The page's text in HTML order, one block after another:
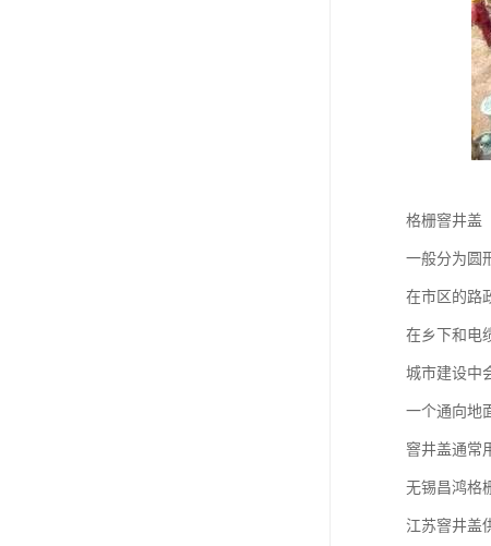
格栅窨井盖
一般分为圆
在市区的路
在乡下和电
城市建设中
一个通向地
窨井盖通常
无锡昌鸿格
江苏窨井盖